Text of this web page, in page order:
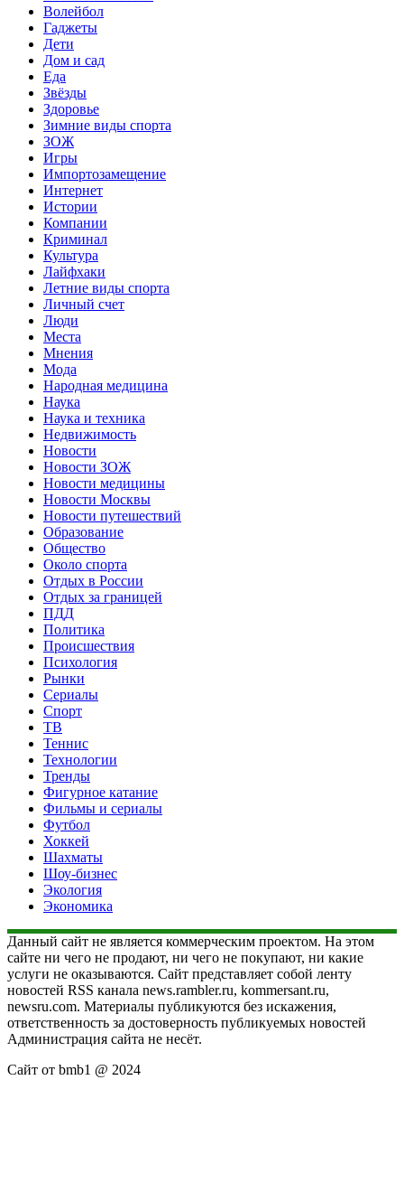
Волейбол
Гаджеты
Дети
Дом и сад
Еда
Звёзды
Здоровье
Зимние виды спорта
ЗОЖ
Игры
Импортозамещение
Интернет
Истории
Компании
Криминал
Культура
Лайфхаки
Летние виды спорта
Личный счет
Люди
Места
Мнения
Мода
Народная медицина
Наука
Наука и техника
Недвижимость
Новости
Новости ЗОЖ
Новости медицины
Новости Москвы
Новости путешествий
Образование
Общество
Около спорта
Отдых в России
Отдых за границей
ПДД
Политика
Происшествия
Психология
Рынки
Сериалы
Спорт
ТВ
Теннис
Технологии
Тренды
Фигурное катание
Фильмы и сериалы
Футбол
Хоккей
Шахматы
Шоу-бизнес
Экология
Экономика
Данный сайт не является коммерческим проектом. На этом
сайте ни чего не продают, ни чего не покупают, ни какие
услуги не оказываются. Сайт представляет собой ленту
новостей RSS канала news.rambler.ru, kommersant.ru,
newsru.com. Материалы публикуются без искажения,
ответственность за достоверность публикуемых новостей
Администрация сайта не несёт.
Сайт от bmb1 @ 2024